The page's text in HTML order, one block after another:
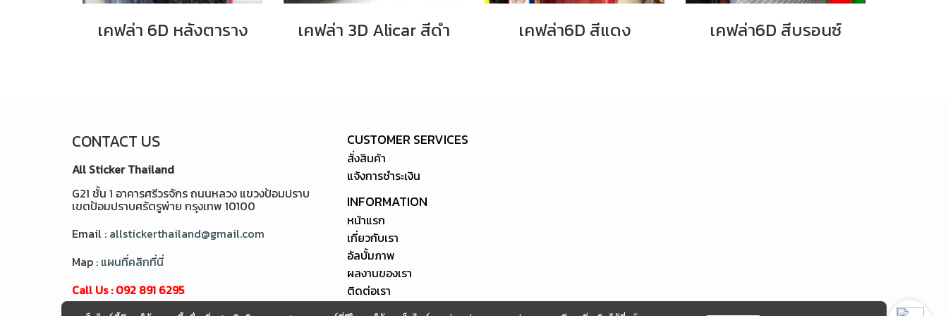
เคฟล่า 6D หลังตาราง เคฟล่า 3D Alicar สีดำ เคฟล่า6D สีแดง เคฟล่า6D สีบรอนซ์
CONTACT US
All Sticker Thailand
G21 ชั้น 1 อาคารศรีวรจักร ถนนหลวง แขวงป้อมปราบ
เขตป้อมปราบศรัตรูพ่าย กรุงเทพ 10100
Email : allstickerthailand@gmail.com
Map : แผนที่คลิกที่นี่
Call Us : 092 891 6295
CUSTOMER SERVICES
สั่งสินค้า
แจ้งการชำระเงิน
INFORMATION
หน้าแรก
เกี่ยวกับเรา
อัลบั้มภาพ
ผลงานของเรา
ติดต่อเรา